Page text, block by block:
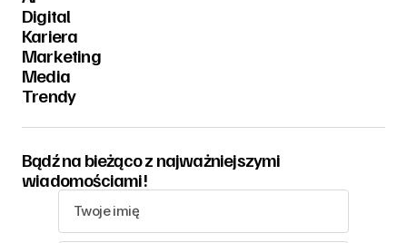
Digital
Kariera
Marketing
Media
Trendy
Bądź na bieżąco z najważniejszymi
wiadomościami!